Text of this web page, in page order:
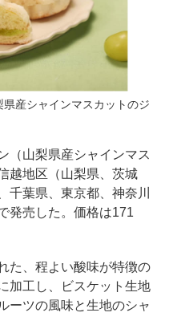
産シャインマスカットのジ
（山梨県産シャインマス
越地区（山梨県、茨城
千葉県、東京都、神奈川
発売した。価格は171
た、程よい酸味が特徴の
加工し、ビスケット生地
ーツの風味と生地のシャ